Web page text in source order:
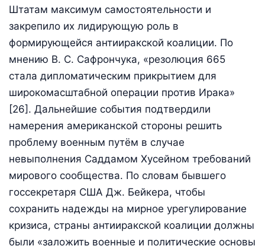
Штатам максимум самостоятельности и
закрепило их лидирующую роль в
формирующейся антииракской коалиции. По
мнению В. С. Сафрончука, «резолюция 665
стала дипломатическим прикрытием для
широкомасштабной операции против Ирака»
[26]. Дальнейшие события подтвердили
намерения американской стороны решить
проблему военным путём в случае
невыполнения Саддамом Хусейном требований
мирового сообщества. По словам бывшего
госсекретаря США Дж. Бейкера, чтобы
сохранить надежды на мирное урегулирование
кризиса, страны антииракской коалиции должны
были «заложить военные и политические основы